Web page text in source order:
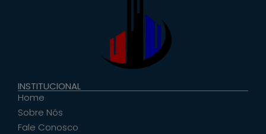
INSTITUCIONAL
Home
Sobre Nós
Fale Conosco